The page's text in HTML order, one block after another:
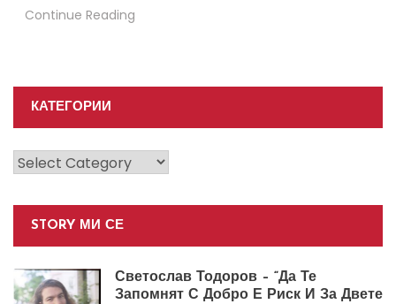
Continue Reading
КАТЕГОРИИ
Категории
STORY МИ СЕ
Светослав Тодоров – “Да Те
Запомнят С Добро Е Риск И За Двете